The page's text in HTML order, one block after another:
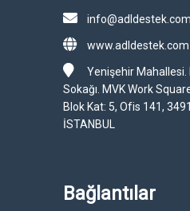
info@adldestek.com
www.adldestek.com
Yenişehir
Sokağı. MVK Work
Blok Kat: 5, Ofis 141,
İSTANBUL
Bağlantılar